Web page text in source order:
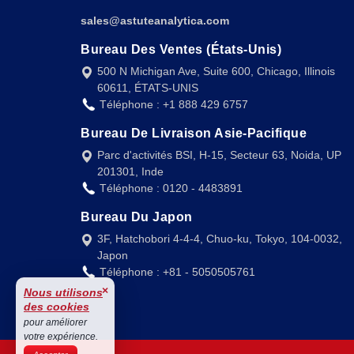
sales@astuteanalytica.com
Bureau Des Ventes (États-Unis)
500 N Michigan Ave, Suite 600, Chicago, Illinois
60611, ÉTATS-UNIS
Téléphone : +1 888 429 6757
Bureau De Livraison Asie-Pacifique
Parc d'activités BSI, H-15, Secteur 63, Noida, UP
201301, Inde
Téléphone : 0120 - 4483891
Bureau Du Japon
3F, Hatchobori 4-4-4, Chuo-ku, Tokyo, 104-0032,
Japon
Téléphone : +81 - 5050505761
Nous utilisons
des cookies
×
pour améliorer
votre expérience.